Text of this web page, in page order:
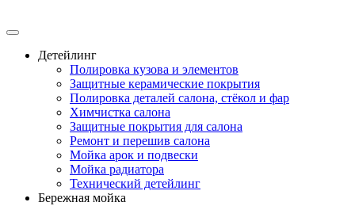
Детейлинг
Полировка кузова и элементов
Защитные керамические покрытия
Полировка деталей салона, стёкол и фар
Химчистка салона
Защитные покрытия для салона
Ремонт и перешив салона
Мойка арок и подвески
Мойка радиатора
Технический детейлинг
Бережная мойка